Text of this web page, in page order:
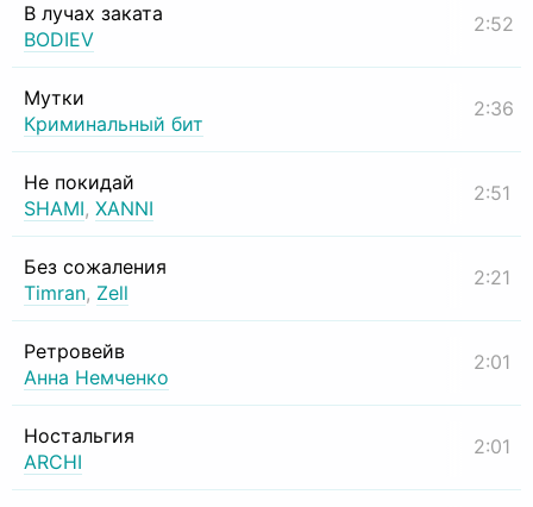
В лучах заката
BODIEV
2:52
Мутки
Криминальный бит
2:36
Не покидай
SHAMI, XANNI
2:51
Без сожаления
Timran, Zell
2:21
Ретровейв
Анна Немченко
2:01
Ностальгия
ARCHI
2:01